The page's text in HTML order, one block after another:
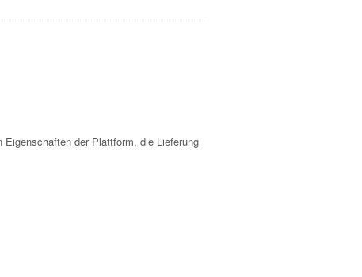
der Plattform, die Lieferung